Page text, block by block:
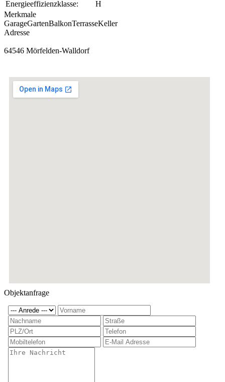
Energieeffizienzklasse:
H
Merkmale
GarageGartenBalkonTerrasseKeller
Adresse
64546 Mörfelden-Walldorf
Objektanfrage